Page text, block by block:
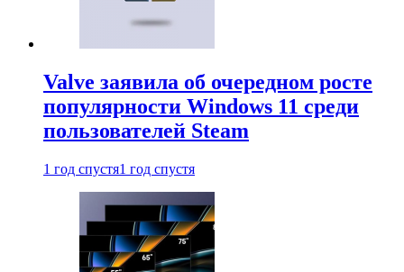
Valve заявила об очередном росте
популярности Windows 11 среди
пользователей Steam
1 год спустя1 год спустя